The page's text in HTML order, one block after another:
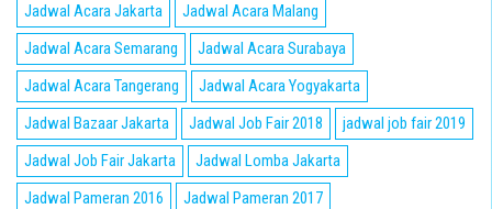
Jadwal Acara Jakarta
Jadwal Acara Malang
Jadwal Acara Semarang
Jadwal Acara Surabaya
Jadwal Acara Tangerang
Jadwal Acara Yogyakarta
Jadwal Bazaar Jakarta
Jadwal Job Fair 2018
jadwal job fair 2019
Jadwal Job Fair Jakarta
Jadwal Lomba Jakarta
Jadwal Pameran 2016
Jadwal Pameran 2017